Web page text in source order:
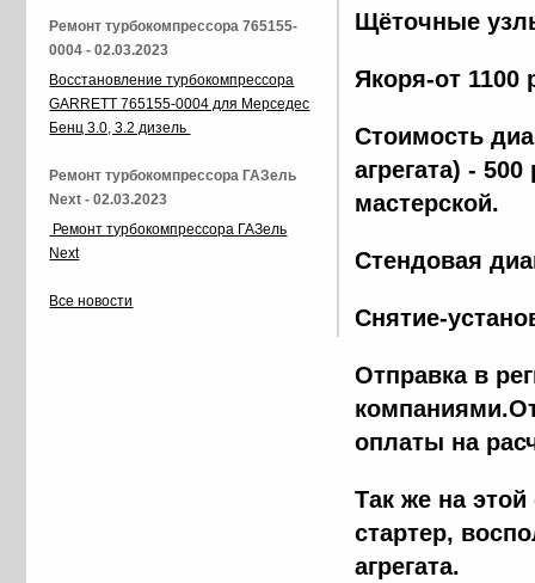
Щёточные
Якоря-от 1100
Стоимость
агрегата) -
мастерской.
Стендовая
Снятие-
Отправка в
оплаты на
Так же на
стартер,
агрегата.
Ремонт турбокомпрессора 765155-
0004 - 02.03.2023
Восстановление турбокомпрессора
GARRETT 765155-0004 для Мерседес
Бенц 3.0, 3.2 дизель
Ремонт турбокомпрессора ГАЗель
Next - 02.03.2023
Ремонт турбокомпрессора ГАЗель
Next
Все новости